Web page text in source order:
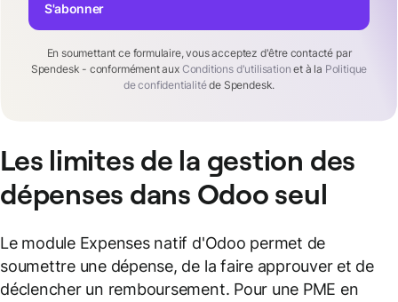
En soumettant ce formulaire, vous acceptez d'être contacté par
Spendesk - conformément aux Conditions d'utilisation et à la Politique
de confidentialitéde Spendesk.
S'abonner
Les limites de la gestion des
dépenses dans Odoo seul
Le module Expenses natif d'Odoo permet de
soumettre une dépense, de la faire approuver et de
déclencher un remboursement. Pour une PME en